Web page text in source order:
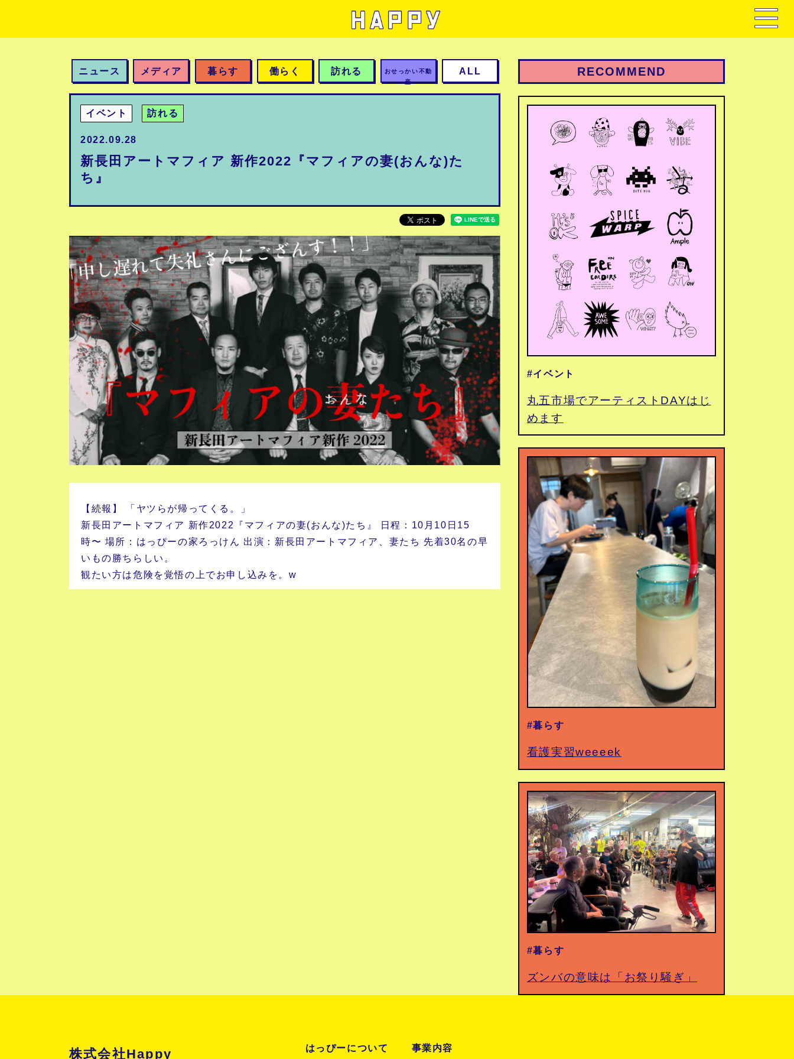
ニュース メディア 暮らす 働らく 訪れる
おせっかい不動
産
ALL
イベント 訪れる
2022.09.28
新長田アートマフィア 新作2022『マフィアの妻(おんな)た
ち』
【続報】 「ヤツらが帰ってくる。」
新長田アートマフィア 新作2022『マフィアの妻(おんな)たち』 日程：10月10日15
時〜 場所：はっぴーの家ろっけん 出演：新長田アートマフィア、妻たち 先着30名の早
いもの勝ちらしい。
観たい方は危険を覚悟の上でお申し込みを。w
RECOMMEND
#イベント
丸五市場でアーティストDAYはじ
めます
#暮らす
看護実習weeeek
#暮らす
ズンバの意味は「お祭り騒ぎ」
株式会社Happy はっぴーについて 事業内容